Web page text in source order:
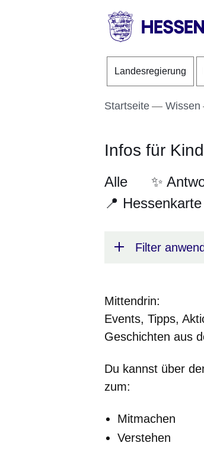
Direkt zum
Direkt zum
Direkt zum
Landesregierung
Startseite Wissen
Infos für
Alle ✨
📍 Hessenkarte
Filter
Mittendrin:
Events, Tipps,
Geschichten aus
Du kannst über
zum:
Mitmachen
Verstehen